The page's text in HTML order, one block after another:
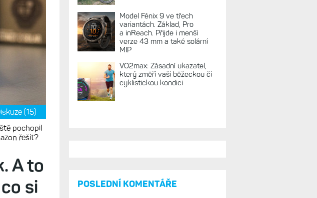
(15)
pochopil
řešit?
A to
si
Model Fénix 9 ve třech
variantách. Základ, Pro
a inReach. Přijde i menší
verze 43 mm a také solární
MIP
VO2max: Zásadní ukazatel,
který změří vaši běžeckou či
cyklistickou kondici
POSLEDNÍ KOMENTÁŘE